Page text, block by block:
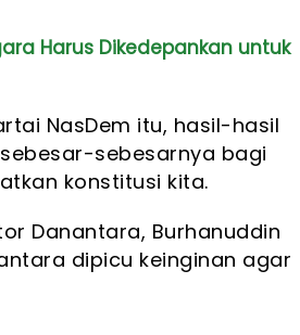
Harus Dikedepankan untuk
NasDem itu, hasil-hasil
sebesarnya bagi
konstitusi kita.
Danantara, Burhanuddin
dipicu keinginan agar